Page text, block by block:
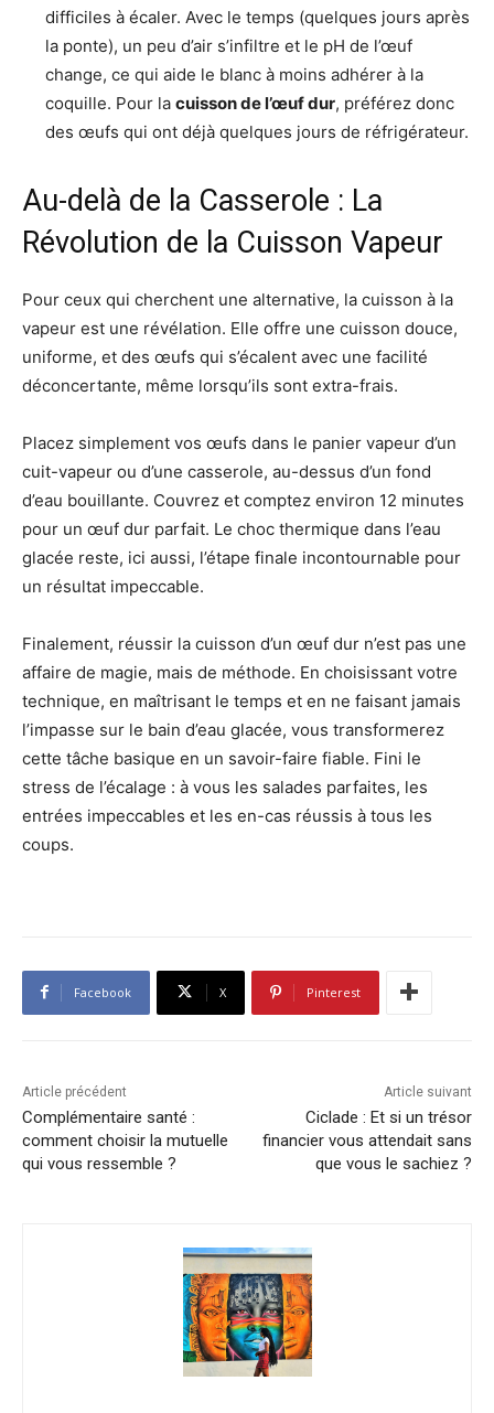
difficiles à écaler. Avec le temps (quelques jours après
la ponte), un peu d’air s’infiltre et le pH de l’œuf
change, ce qui aide le blanc à moins adhérer à la
coquille. Pour la cuisson de l’œuf dur, préférez donc
des œufs qui ont déjà quelques jours de réfrigérateur.
Au-delà de la Casserole : La
Révolution de la Cuisson Vapeur
Pour ceux qui cherchent une alternative, la cuisson à la
vapeur est une révélation. Elle offre une cuisson douce,
uniforme, et des œufs qui s’écalent avec une facilité
déconcertante, même lorsqu’ils sont extra-frais.
Placez simplement vos œufs dans le panier vapeur d’un
cuit-vapeur ou d’une casserole, au-dessus d’un fond
d’eau bouillante. Couvrez et comptez environ 12 minutes
pour un œuf dur parfait. Le choc thermique dans l’eau
glacée reste, ici aussi, l’étape finale incontournable pour
un résultat impeccable.
Finalement, réussir la cuisson d’un œuf dur n’est pas une
affaire de magie, mais de méthode. En choisissant votre
technique, en maîtrisant le temps et en ne faisant jamais
l’impasse sur le bain d’eau glacée, vous transformerez
cette tâche basique en un savoir-faire fiable. Fini le
stress de l’écalage : à vous les salades parfaites, les
entrées impeccables et les en-cas réussis à tous les
coups.
Facebook X Pinterest
Article précédent
Complémentaire santé :
comment choisir la mutuelle
qui vous ressemble ?
Article suivant
Ciclade : Et si un trésor
financier vous attendait sans
que vous le sachiez ?